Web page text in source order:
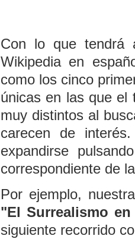
Con lo que tendrá
Wikipedia en
como los cinco
únicas en las que el
muy distintos al
carecen de
expandirse
correspondiente de
Por ejemplo,
"El Surrealismo
siguiente recorrido